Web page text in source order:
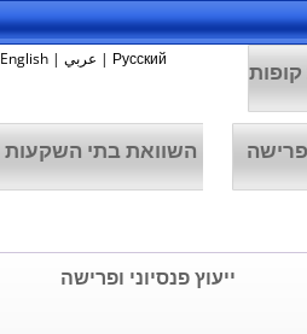
Русский
| عربي |
English
השוואת בתי השקעות
ייעוץ פנסיוני ופרישה